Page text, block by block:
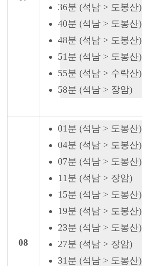
36분 (석남 > 도봉산)
40분 (석남 > 도봉산)
48분 (석남 > 도봉산)
51분 (석남 > 도봉산)
55분 (석남 > 수락산)
58분 (석남 > 장암)
08
01분 (석남 > 도봉산)
04분 (석남 > 도봉산)
07분 (석남 > 도봉산)
11분 (석남 > 장암)
15분 (석남 > 도봉산)
19분 (석남 > 도봉산)
23분 (석남 > 도봉산)
27분 (석남 > 장암)
31분 (석남 > 도봉산)